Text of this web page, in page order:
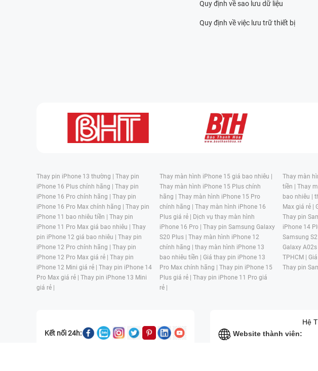
Quy định về sao lưu dữ liệu
Quy định về việc lưu trữ thiết bị
Thay pin iPhone 13 thường | Thay pin
iPhone 16 Plus chính hãng | Thay pin
iPhone 16 Pro chính hãng | Thay pin
iPhone 16 Pro Max chính hãng | Thay pin
iPhone 11 bao nhiêu tiền | Thay pin
iPhone 11 Pro Max giá bao nhiêu | Thay
pin iPhone 12 giá bao nhiêu | Thay pin
iPhone 12 Pro chính hãng | Thay pin
iPhone 12 Pro Max giá rẻ | Thay pin
iPhone 12 Mini giá rẻ | Thay pin iPhone 14
Pro Max giá rẻ | Thay pin iPhone 13 Mini
giá rẻ |
Thay màn hình iPhone 15 giá bao nhiêu |
Thay màn hình iPhone 15 Plus chính
hãng | Thay màn hình iPhone 15 Pro
chính hãng | Thay màn hình iPhone 16
Plus giá rẻ | Dịch vụ thay màn hình
iPhone 16 Pro | Thay pin Samsung Galaxy
S20 Plus | Thay màn hình iPhone 12
chính hãng | thay màn hình iPhone 13
bao nhiêu tiền | Giá thay pin iPhone 13
Pro Max chính hãng | Thay pin iPhone 15
Plus giá rẻ | Thay pin iPhone 11 Pro giá
rẻ |
Thay màn
tiền | Thay
bao nhiêu |
Max giá rẻ |
Thay pin
iPhone 14
Samsung
Galaxy A02s
TPHCM |
Thay pin
Kết nối 24h: Website thành viên:
Hệ